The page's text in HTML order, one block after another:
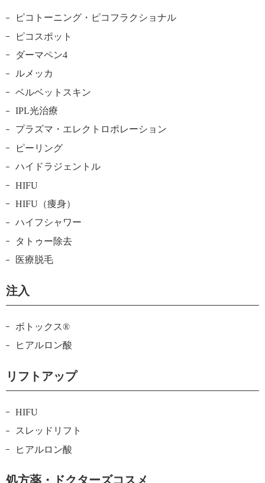
ピコトーニング・ピコフラクショナル
ピコスポット
ダーマペン4
ルメッカ
ベルベットスキン
IPL光治療
プラズマ・エレクトロポレーション
ピーリング
ハイドラジェントル
HIFU
HIFU（痩身）
ハイフシャワー
タトゥー除去
医療脱毛
注入
ボトックス®
ヒアルロン酸
リフトアップ
HIFU
スレッドリフト
ヒアルロン酸
処方薬・ドクターズコスメ